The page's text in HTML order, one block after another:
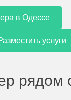
в Одессе
услуги
рядом